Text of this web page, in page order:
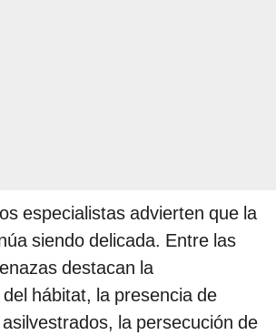
especialistas advierten que la
siendo delicada. Entre las
destacan la
hábitat, la presencia de
la persecución de